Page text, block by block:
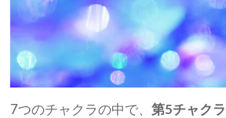
7つのチャクラの中で、第5チャクラ